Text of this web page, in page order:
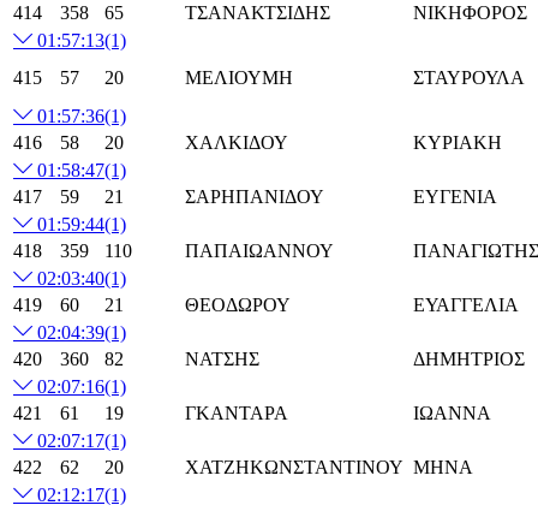
414
358 65 ΤΣΑΝΑΚΤΣΙΔΗΣ
ΝΙΚΗΦΟΡΟΣ
01:57:13(1)
415
57 20 ΜΕΛΙΟΥΜΗ
ΣΤΑΥΡΟΥΛΑ
01:57:36(1)
416
58 20 ΧΑΛΚΙΔΟΥ
ΚΥΡΙΑΚΗ
01:58:47(1)
417
59 21 ΣΑΡΗΠΑΝΙΔΟΥ
ΕΥΓΕΝΙΑ
01:59:44(1)
418
359 110 ΠΑΠΑΙΩΑΝΝΟΥ
ΠΑΝΑΓΙΩΤΗΣ
02:03:40(1)
419
60 21 ΘΕΟΔΩΡΟΥ
ΕΥΑΓΓΕΛΙΑ
02:04:39(1)
420
360 82 ΝΑΤΣΗΣ
ΔΗΜΗΤΡΙΟΣ
02:07:16(1)
421
61 19 ΓΚΑΝΤΑΡΑ
ΙΩΑΝΝΑ
02:07:17(1)
422
62 20 ΧΑΤΖΗΚΩΝΣΤΑΝΤΙΝΟΥ ΜΗΝΑ
02:12:17(1)